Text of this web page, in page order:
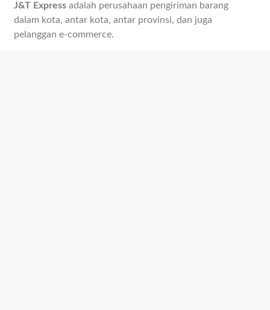
J&T Express adalah perusahaan pengiriman barang
dalam kota, antar kota, antar provinsi, dan juga
pelanggan e-commerce.